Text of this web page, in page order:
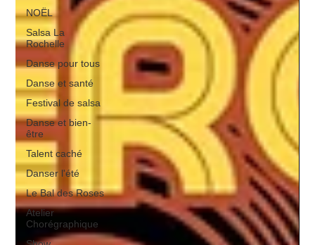
NOËL
Salsa La
Rochelle
Danse pour tous
Danse et santé
Festival de salsa
Danse et bien-
être
Talent caché
Danser l'été
Le Bal des Roses
Atelier
Chorégraphique